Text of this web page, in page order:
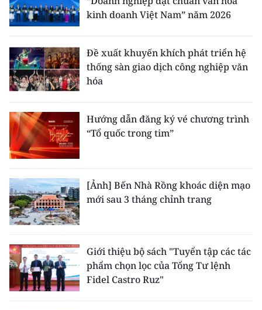
kinh doanh Việt Nam” năm 2026
Đề xuất khuyến khích phát triển hệ
thống sàn giao dịch công nghiệp văn
hóa
Hướng dẫn đăng ký vé chương trình
“Tổ quốc trong tim”
[Ảnh] Bến Nhà Rồng khoác diện mạo
mới sau 3 tháng chỉnh trang
Giới thiệu bộ sách "Tuyển tập các tác
phẩm chọn lọc của Tổng Tư lệnh
Fidel Castro Ruz"